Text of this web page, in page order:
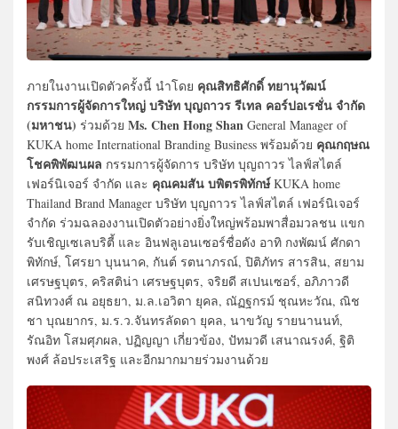
ภายในงานเปิดตัวครั้งนี้ นำโดย คุณสิทธิศักดิ์ ทยานุวัฒน์
กรรมการผู้จัดการใหญ่ บริษัท บุญถาวร รีเทล คอร์ปอเรชั่น จำกัด
(มหาชน) ร่วมด้วย Ms. Chen Hong Shan General Manager of
KUKA home International Branding Business พร้อมด้วย คุณกฤษณ
โชคพิพัฒนผล กรรมการผู้จัดการ บริษัท บุญถาวร ไลฟ์สไตล์
เฟอร์นิเจอร์ จำกัด และ คุณคมสัน บพิตรพิทักษ์KUKA home
Thailand Brand Manager บริษัท บุญถาวร ไลฟ์สไตล์ เฟอร์นิเจอร์
จำกัด ร่วมฉลองงานเปิดตัวอย่างยิ่งใหญ่พร้อมพาสื่อมวลชน แขก
รับเชิญเซเลบริตี้ และ อินฟลูเอนเซอร์ชื่อดัง อาทิ กงพัฒน์ ศักดา
พิทักษ์, โศรยา บุนนาค, กันต์ รตนาภรณ์, ปิติภัทร สารสิน, สยาม
เศรษฐบุตร, คริสติน่า เศรษฐบุตร, จริยดี สเปนเซอร์, อภิภาวดี
สนิทวงศ์ ณ อยุธยา, ม.ล.เอวิตา ยุคล, ณัฏฐกรม์ ชุณหะวัณ, ณิช
ชา บุณยากร, ม.ร.ว.จันทรลัดดา ยุคล, นาขวัญ รายนานนท์,
รัณอิท โสมศุภผล, ปฏิญญา เกี่ยวข้อง, ปัทมวดี เสนาณรงค์, ฐิติ
พงศ์ ล้อประเสริฐ และอีกมากมายร่วมงานด้วย